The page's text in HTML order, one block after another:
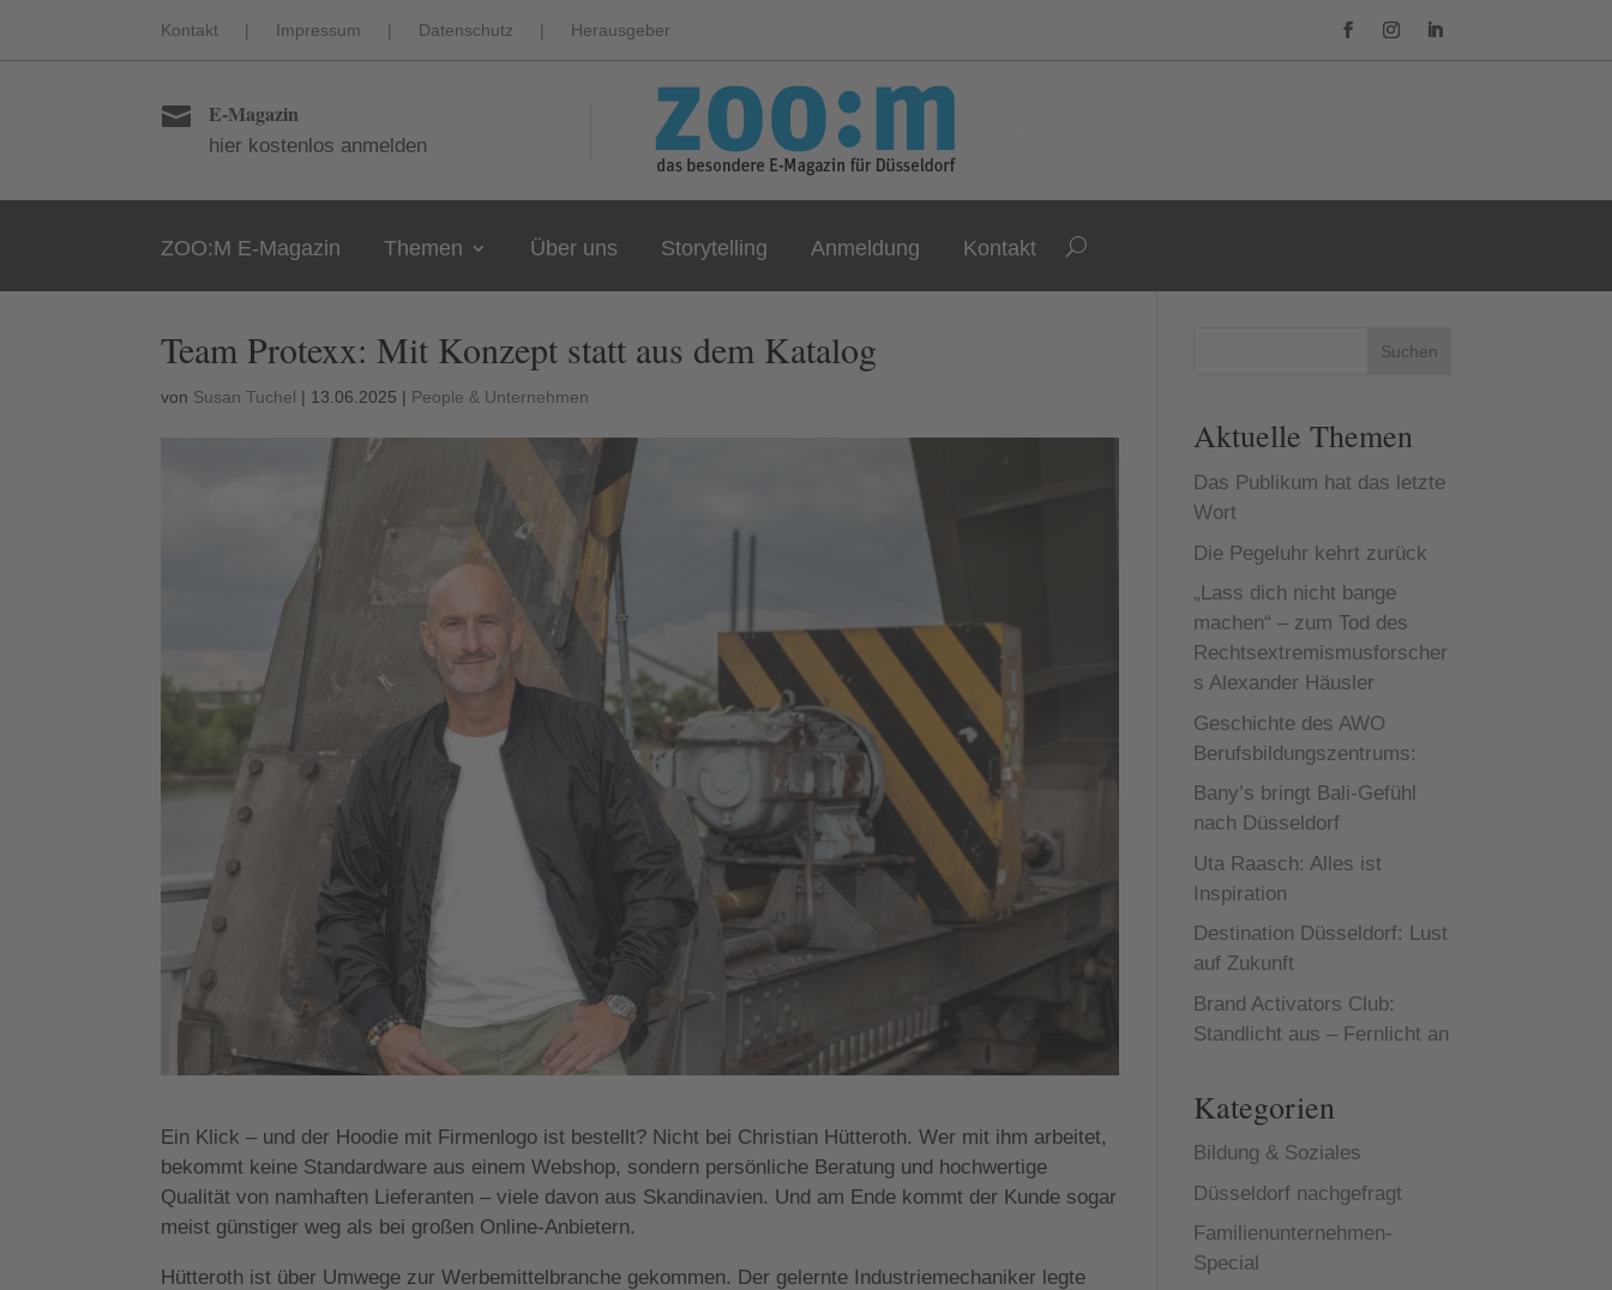
Kontakt | Impressum | Datenschutz | Herausgeber
 E-Magazin
hier kostenlos anmelden
ZOO:M E-Magazin Themen Über uns Storytelling Anmeldung Kontakt
Team Protexx: Mit Konzept statt aus dem Katalog
von Susan Tuchel | 13.06.2025 | People & Unternehmen
Ein Klick – und der Hoodie mit Firmenlogo ist bestellt? Nicht bei Christian Hütteroth. Wer mit ihm arbeitet,
bekommt keine Standardware aus einem Webshop, sondern persönliche Beratung und hochwertige
Qualität von namhaften Lieferanten – viele davon aus Skandinavien. Und am Ende kommt der Kunde sogar
meist günstiger weg als bei großen Online-Anbietern.
Hütteroth ist über Umwege zur Werbemittelbranche gekommen. Der gelernte Industriemechaniker legte
Suchen
Aktuelle Themen
Das Publikum hat das letzte
Wort
Die Pegeluhr kehrt zurück
„Lass dich nicht bange
machen“ – zum Tod des
Rechtsextremismusforscher
s Alexander Häusler
Geschichte des AWO
Berufsbildungszentrums:
Bany’s bringt Bali-Gefühl
nach Düsseldorf
Uta Raasch: Alles ist
Inspiration
Destination Düsseldorf: Lust
auf Zukunft
Brand Activators Club:
Standlicht aus – Fernlicht an
Kategorien
Bildung & Soziales
Düsseldorf nachgefragt
Familienunternehmen-
Special